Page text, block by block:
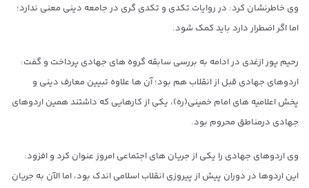
وی خاطرنشان کرد: در روایات تکدی و تکدی گری در جامعه دینی معنی ندارد؛
اما اگر اضطرار دارد باید کمک شود.
رحیم پور ازغدی در ادامه به بررسی سابقه گروه های جهادی پرداخت و گفت:
اردوهای جهادی قبل از انقلاب هم بود؛ آن ها علاوه تبیین معارف دینی و
پخش اعلامیه های امام خمینی(ره)، یکی از کارهایی که داشتند همین اردوهای
جهادی درمناطق محروم بود.
وی اردوهای جهادی را یکی از جریان های اجتماعی امروز عنوان کرد و افزود:
این اردوها در دوران پیش از پیروزی انقلاب اسلامی اندک بود، اما الآن به جریان